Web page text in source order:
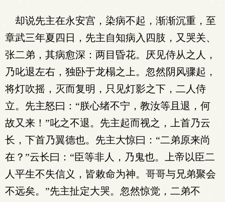
却说先主在永安宫，染病不起，渐渐沉重，至
章武三年夏四日，先主自知病入四肢，又哭关、
张二弟，其病愈深：两目昏花。厌见侍从之人，
乃叱退左右，独卧于龙榻之上。忽然阴风骤起，
将灯吹摇，灭而复明，只见灯影之下，二人侍
立。先主怒曰：“朕心绪不宁，教汝等且退，何
故又来！”叱之不退。先主起而视之，上首乃云
长，下首乃翼德也。先主大惊曰：“二弟原来尚
在？”云长曰：“臣等非人，乃鬼也。上帝以臣二
人平生不失信义，皆敕命为神。哥哥与兄弟聚会
不远矣。”先主扯定大哭。忽然惊觉，二弟不